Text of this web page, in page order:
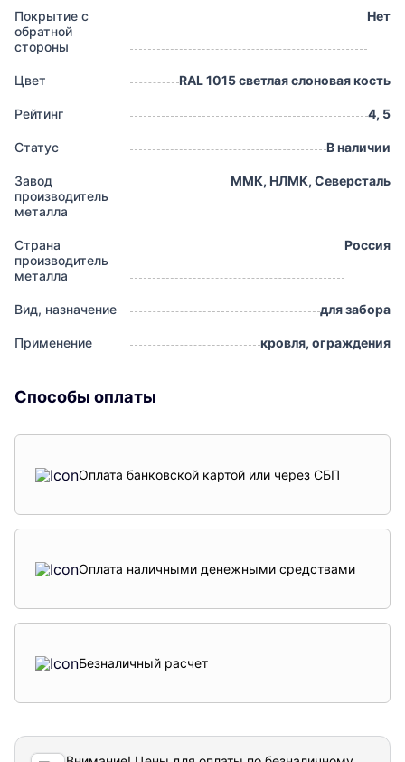
Покрытие с
обратной
стороны
Нет
Цвет RAL 1015 светлая слоновая кость
Рейтинг 4, 5
Статус В наличии
Завод
производитель
металла
ММК, НЛМК, Северсталь
Страна
производитель
металла
Россия
Вид, назначение для забора
Применение кровля, ограждения
Способы оплаты
Оплата банковской картой или через СБП
Оплата наличными денежными средствами
Безналичный расчет